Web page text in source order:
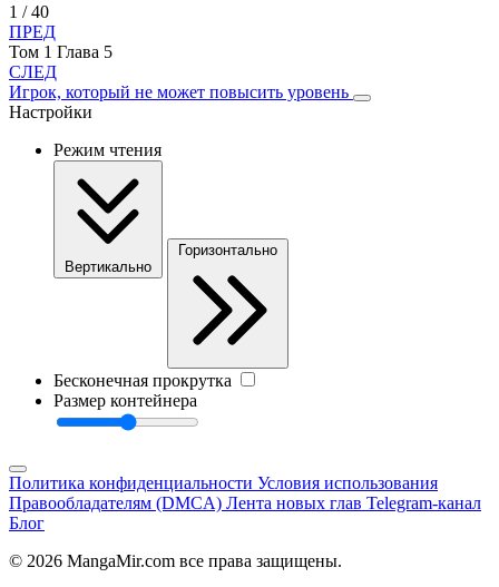
1 / 40
ПРЕД
Том 1 Глава 5
СЛЕД
Игрок, который не может повысить уровень
Настройки
Режим чтения
Вертикально
Горизонтально
Бесконечная прокрутка
Размер контейнера
Политика конфиденциальности Условия использования
Правообладателям (DMCA) Лента новых глав Telegram-канал
Блог
© 2026 MangaMir.com все права защищены.